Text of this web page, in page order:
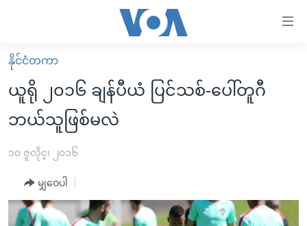
လွယ်ကူ
စေ
များ
အကြောင်းအရာ
မူလစာမျက်နှာ
မြန်မာ
ကမ္ဘာ့သတင်းများ
နိုင်ငံတကာ
အစ္စရေး-ပါလက်စတိုင်း
ဗွီဒီယို
ရပ်ဝန်းတခု လမ်းတခု အလွန်
အင်္ဂလိပ်စာလေ့လာမယ်
နိုင်ငံတကာ
ယူရို ၂၀၁၆ ချန်ပီယံ ပြင်သစ်-ပေါ်တူဂီ
ဘယ်သူဖြစ်မလဲ
၁၀ ဇူလိုင္၊ ၂၀၁၆
မျှဝေပါ